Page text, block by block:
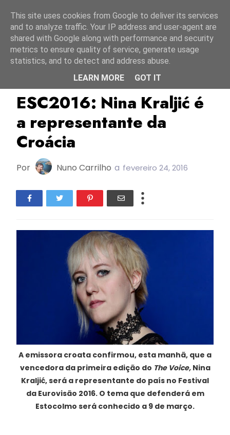
ESC2016 HRT
ESC2016: Nina Kraljić é
a representante da
Croácia
Por Nuno Carrilho a fevereiro 24, 2016
A emissora croata confirmou, esta manhã, que a
vencedora da primeira edição do The Voice, Nina
Kraljić, será a representante do país no Festival
da Eurovisão 2016. O tema que defenderá em
Estocolmo será conhecido a 9 de março.
This site uses cookies from Google to deliver its services
and to analyze traffic. Your IP address and user-agent are
shared with Google along with performance and security
metrics to ensure quality of service, generate usage
statistics, and to detect and address abuse.
LEARN MORE
GOT IT